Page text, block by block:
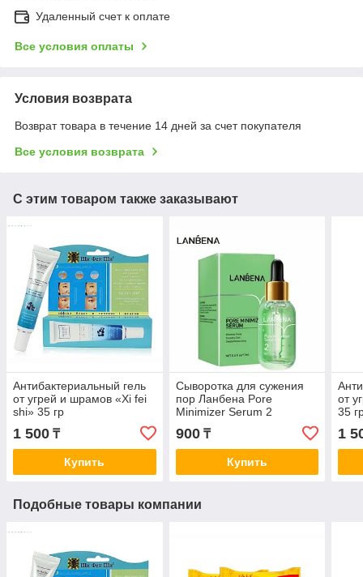
Удаленный счет к оплате
Все условия оплаты
Условия возврата
Возврат товара в течение 14 дней за счет покупателя
Все условия возврата
С этим товаром также заказывают
Антибактериальный гель
от угрей и шрамов «Xi fei
shi» 35 гр
1 500 ₸
Купить
Сыворотка для сужения
пор Ланбена Pore
Minimizer Serum 2
LANBENA
900₸
Купить
от
35
1
Подобные товары компании